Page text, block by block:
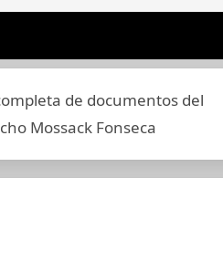
de documentos del
Mossack Fonseca